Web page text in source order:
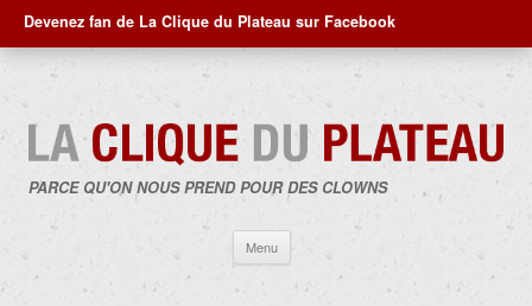
Devenez fan de La Clique du Plateau sur Facebook
PARCE QU'ON NOUS PREND POUR DES CLOWNS
Menu
contenu